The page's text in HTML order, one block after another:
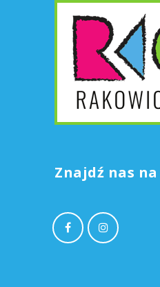
Znajdź nas na